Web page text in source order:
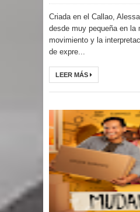
Criada en el Callao,
desde muy pequeña en la
movimiento y la
de expre...
LEER MÁS